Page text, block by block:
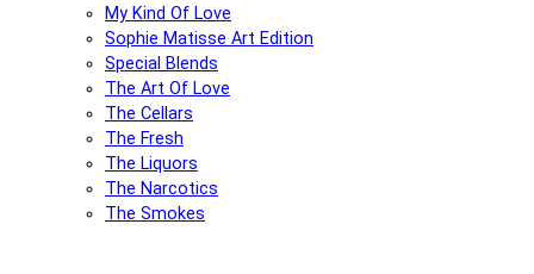
My Kind Of Love
Sophie Matisse Art Edition
Special Blends
The Art Of Love
The Cellars
The Fresh
The Liquors
The Narcotics
The Smokes